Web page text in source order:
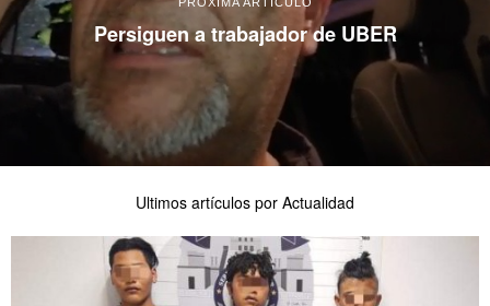
Persiguen a trabajador de UBER
Ultimos artículos por Actualidad